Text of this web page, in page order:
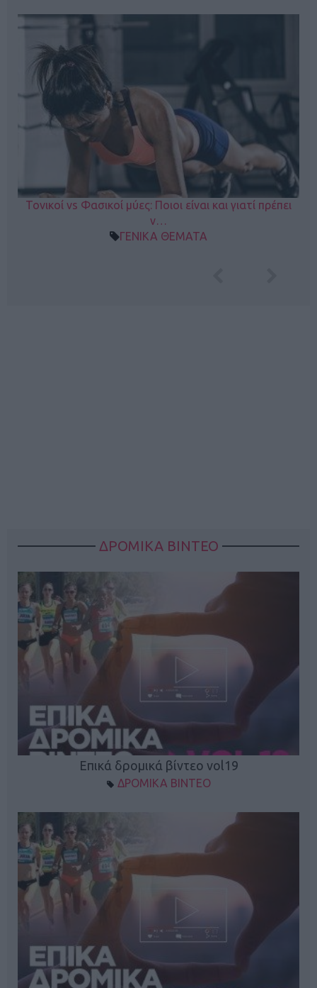
Τονικοί vs Φασικοί μύες: Ποιοι είναι και γιατί πρέπει
ν…
ΓΕΝΙΚΑ ΘΕΜΑΤΑ
ΔΡΟΜΙΚΑ ΒΙΝΤΕΟ
Επικά δρομικά βίντεο vol19
ΔΡΟΜΙΚΑ ΒΙΝΤΕΟ